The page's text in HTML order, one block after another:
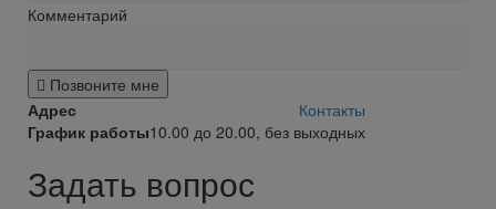
Комментарий
Позвоните мне
Адрес
Контакты
График работы10.00 до 20.00, без выходных
Задать вопрос